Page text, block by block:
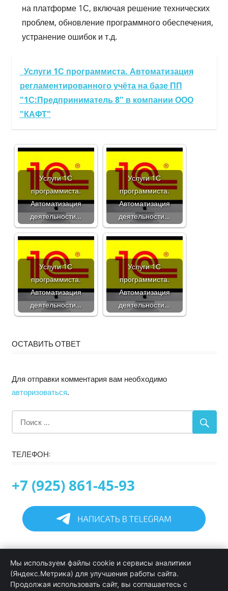
на платформе 1С, включая решение технических
проблем, обновление программного обеспечения,
устранение ошибок и т.д.
Услуги 1С программиста. Автоматизация
регламентированного учёта на базе ПП
"1С:Предприниматель 8" в компании ООО
"КАФТ"
Услуги 1С
программиста.
Автоматизация
деятельности…
Услуги 1С
программиста.
Автоматизация
деятельности…
Услуги 1С
программиста.
Автоматизация
деятельности…
Услуги 1С
программиста.
Автоматизация
деятельности…
ОСТАВИТЬ ОТВЕТ
Для отправки комментария вам необходимо
авторизоваться.
ТЕЛЕФОН:
+7 (925) 861-45-93
Информация
Программирование в 1С услуги
Мы используем файлы cookie и сервисы аналитики
(Яндекс.Метрика) для улучшения работы сайта.
Продолжая использовать сайт, вы соглашаетесь с